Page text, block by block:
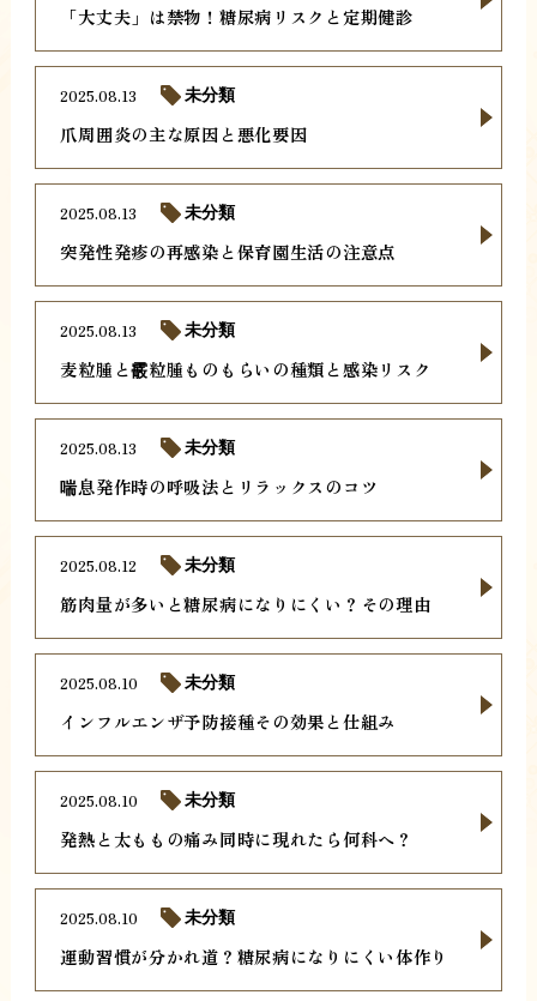
「大丈夫」は禁物！糖尿病リスクと定期健診
爪周囲炎の主な原因と悪化要因
2025.08.13 未分類
突発性発疹の再感染と保育園生活の注意点
2025.08.13 未分類
麦粒腫と霰粒腫ものもらいの種類と感染リスク
2025.08.13 未分類
喘息発作時の呼吸法とリラックスのコツ
2025.08.13 未分類
筋肉量が多いと糖尿病になりにくい？その理由
2025.08.12 未分類
インフルエンザ予防接種その効果と仕組み
2025.08.10 未分類
発熱と太ももの痛み同時に現れたら何科へ？
2025.08.10 未分類
運動習慣が分かれ道？糖尿病になりにくい体作り
2025.08.10 未分類